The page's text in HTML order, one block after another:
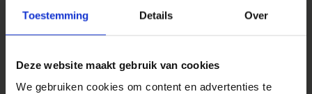
Toestemming Details Over
Deze website maakt gebruik van cookies
We gebruiken cookies om content en advertenties te
data door de bedrijven waar zij deze aan
afstonden wordt gebruikt. De ideale manier
waarbij je de relatie uitlegd (afgelopen
maanden meer dan 10 maal gezocht tussen